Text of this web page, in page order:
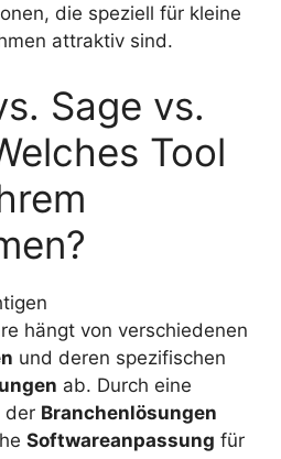
die speziell für kleine
attraktiv sind.
Sage vs.
Tool
hängt von verschiedenen
und deren spezifischen
ab. Durch eine
der Branchenlösungen
Softwareanpassung für